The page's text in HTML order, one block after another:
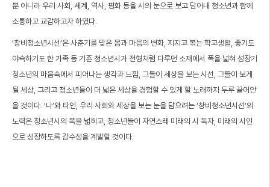
뿐 아니라 우리 사회, 세계, 역사, 평화 등을 시의 눈으로 보고 담아내 청소년과 함께
소통하고 교감하고자 하였다.
‘창비청소년시선’은 사춘기를 맞은 몸과 마음의 변화, 지지고 볶는 학교생활, 좋기도
야속하기도 한 가족 등 기존 청소년시가 전형처럼 다루던 소재에서 폭을 넓혀 성장기
청소년의 마음속에서 피어나는 생각과 느낌, 그들이 세상을 보는 시선, 그들이 보게
될 세상, 그리고 청소년들이 더 넓은 세상을 경험할 수 있게 할 노래까지 두루 끌어안
을 것이다. ‘나’와 타인, 우리 사회와 세상을 보는 눈을 담으려는 ‘창비청소년시선’의
노력은 청소년시의 폭을 넓히고, 청소년들이 자연스레 미래의 시 독자, 미래의 시인
으로 성장하도록 감수성을 계발할 것이다.